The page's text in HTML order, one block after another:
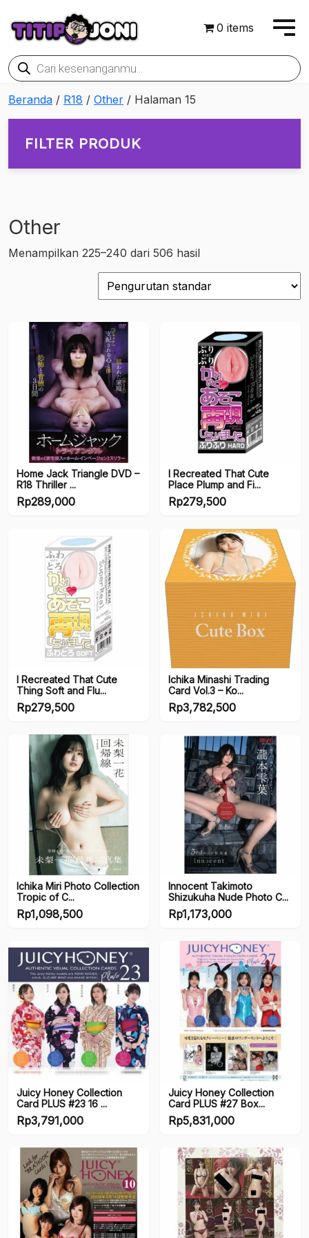
0 items
Products
search
Beranda / R18 / Other / Halaman 15
FILTER PRODUK
Rp135,500
2,511,250 4,887,000 7,262,750
draft
Pre Order
Ready Stock
Ready Stock JP
Genders
Female
Brands
Brands
Artists
Artists
Series
Other
Menampilkan 225–240 dari 506 hasil
Home Jack Triangle DVD –
R18 Thriller ...
Rp289,000
I Recreated That Cute
Place Plump and Fi...
Rp279,500
I Recreated That Cute
Thing Soft and Flu...
Rp279,500
Ichika Minashi Trading
Card Vol.3 – Ko...
Rp3,782,500
Ichika Miri Photo Collection
Tropic of C...
Rp1,098,500
Innocent Takimoto
Shizukuha Nude Photo C...
Rp1,173,000
Juicy Honey Collection
Card PLUS #23 16 ...
Rp3,791,000
Juicy Honey Collection
Card PLUS #27 Box...
Rp5,831,000